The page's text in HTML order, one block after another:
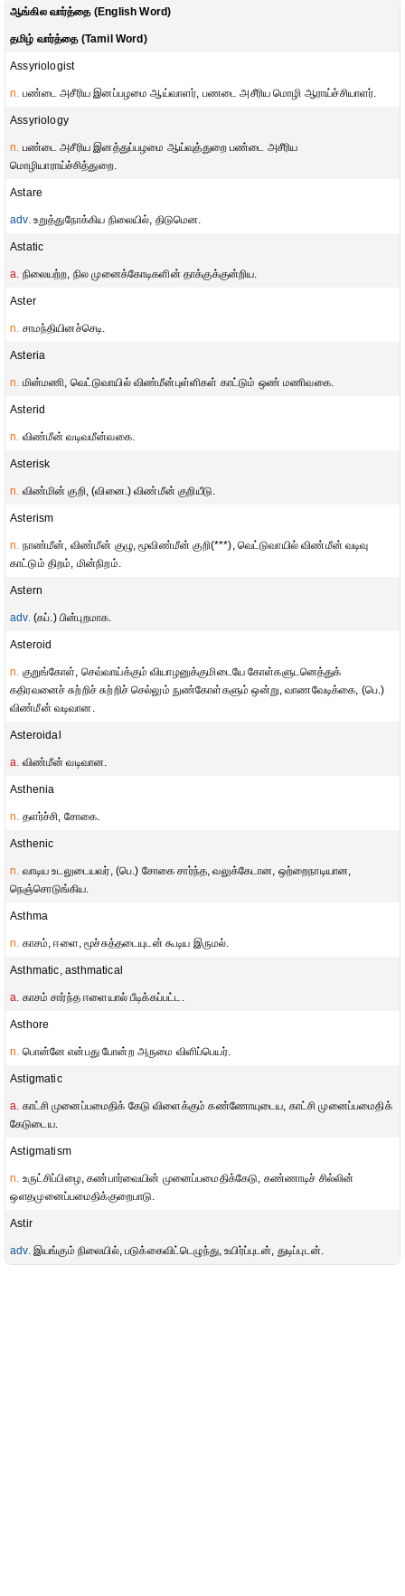
ஆங்கில வார்த்தை (English Word)
தமிழ் வார்த்தை (Tamil Word)
Assyriologist
n. பண்டை அசீரிய இனப்பழமை ஆய்வாளர், பணடை அசீரிய மொழி ஆராய்ச்சியாளர்.
Assyriology
n. பண்டை அசீரிய இனத்துப்பழமை ஆய்வுத்துறை பண்டை அசீரிய
மொழியாராய்ச்சித்துறை.
Astare
adv.உறுத்துநோக்கிய நிலையில், திடுமென.
Astatic
a. நிலையற்ற, நில முனைக்கோடிகளின் தாக்குக்குன்றிய.
Aster
n. சாமந்தியினச்செடி.
Asteria
n. மின்மணி, வெட்டுவாயில் விண்மீன்புள்ளிகள் காட்டும் ஒண் மணிவகை.
Asterid
n. விண்மீன் வடிவமீன்வகை.
Asterisk
n. விண்மின் குறி, (வினை.) விண்மீன் குறியீடு.
Asterism
n. நாண்மீன், விண்மீன் குழு, மூவிண்மீன் குறி(***), வெட்டுவாயில் விண்மீன் வடிவு
காட்டும் திறம், மின்நிறம்.
Astern
adv.(கப்.) பின்புறமாக.
Asteroid
n. குறுங்கோள், செவ்வாய்க்கும் வியாழனுக்குமிடையே கோள்களுடனெத்துக்
கதிரவனைச் சுற்றிச் சுற்றிச் செல்லும் நுண்கோள்களும் ஒன்று, வாணவேடிக்கை, (பெ.)
விண்மீன் வடிவான.
Asteroidal
a. விண்மீன் வடிவான.
Asthenia
n. தளர்ச்சி, சோகை.
Asthenic
n. வாடிய உடலுடையவர், (பெ.) சோகை சார்ந்த, வலுக்கேடான, ஒற்றைநாடியான,
நெஞ்சொடுங்கிய.
Asthma
n. காசம், ஈளை, மூச்சுத்தடையுடன் கூடிய இருமல்.
Asthmatic, asthmatical
a. காசம் சார்ந்த ஈளையால் பீடிக்கப்பட்ட.
Asthore
n. பொன்னே என்பது போன்ற அருமை விளிப்பெயர்.
Astigmatic
a. காட்சி முனைப்பமைதிக் கேடு விளைக்கும் கண்ணோயுடைய, காட்சி முனைப்பமைதிக்
கேடுடைய.
Astigmatism
n. உருட்சிப்பிழை, கண்பார்வையின் முனைப்பமைதிக்கேடு, கண்ணாடிச் சில்லின்
ஔதமுனைப்பமைதிக்குறைபாடு.
Astir
adv.இயங்கும் நிலையில், படுக்கைவிட்டெழுந்து, உயிர்ப்புடன், துடிப்புடன்.